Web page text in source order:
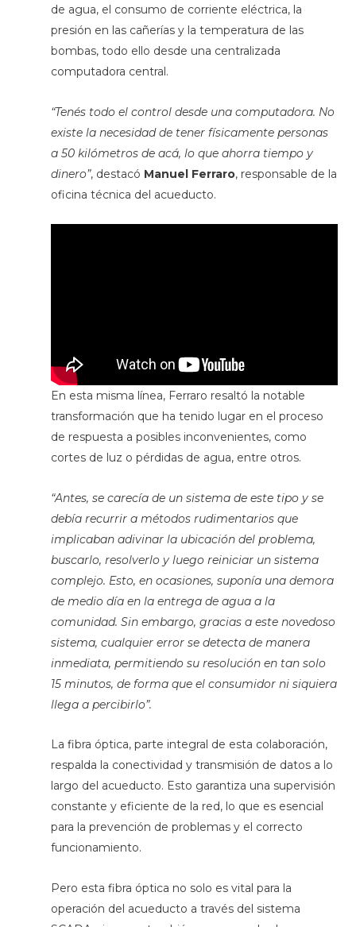
de agua, el consumo de corriente eléctrica, la
presión en las cañerías y la temperatura de las
bombas, todo ello desde una centralizada
computadora central.
“Tenés todo el control desde una computadora. No
existe la necesidad de tener físicamente personas
a 50 kilómetros de acá, lo que ahorra tiempo y
dinero”, destacó Manuel Ferraro, responsable de la
oficina técnica del acueducto.
En esta misma línea, Ferraro resaltó la notable
transformación que ha tenido lugar en el proceso
de respuesta a posibles inconvenientes, como
cortes de luz o pérdidas de agua, entre otros.
“Antes, se carecía de un sistema de este tipo y se
debía recurrir a métodos rudimentarios que
implicaban adivinar la ubicación del problema,
buscarlo, resolverlo y luego reiniciar un sistema
complejo. Esto, en ocasiones, suponía una demora
de medio día en la entrega de agua a la
comunidad. Sin embargo, gracias a este novedoso
sistema, cualquier error se detecta de manera
inmediata, permitiendo su resolución en tan solo
15 minutos, de forma que el consumidor ni siquiera
llega a percibirlo”.
La fibra óptica, parte integral de esta colaboración,
respalda la conectividad y transmisión de datos a lo
largo del acueducto. Esto garantiza una supervisión
constante y eficiente de la red, lo que es esencial
para la prevención de problemas y el correcto
funcionamiento.
Pero esta fibra óptica no solo es vital para la
operación del acueducto a través del sistema